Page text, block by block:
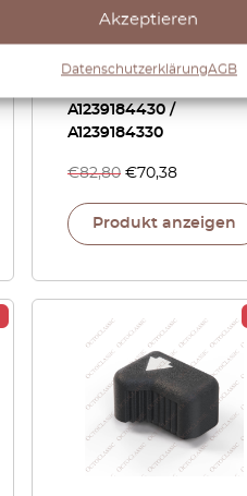
Akzeptieren
DatenschutzerklärungAGB
Mercedes W123
Vordersitz
Innenverkleidung links
A1239184430 /
A1239184330
€82,80 €70,38
Produkt anzeigen